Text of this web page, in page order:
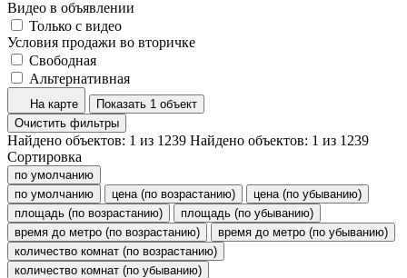
Видео в объявлении
Только с видео
Условия продажи во вторичке
Свободная
Альтернативная
На карте
Показать 1 объект
Очистить фильтры
Найдено объектов: 1 из 1239 Найдено объектов: 1 из 1239
Сортировка
по умолчанию
по умолчанию
цена (по возрастанию)
цена (по убыванию)
площадь (по возрастанию)
площадь (по убыванию)
время до метро (по возрастанию)
время до метро (по убыванию)
количество комнат (по возрастанию)
количество комнат (по убыванию)